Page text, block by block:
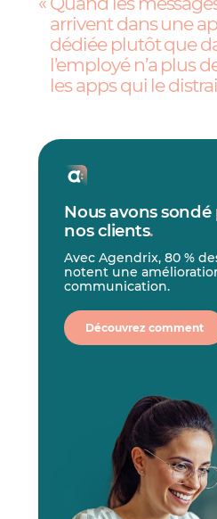
arrivent dans une
dédiée plutôt que
l’employé n’a plus
les apps qui le
Nous avons sondé
nos clients.
Avec Agendrix, 80 %
notent une
communication.
Découvrez comment